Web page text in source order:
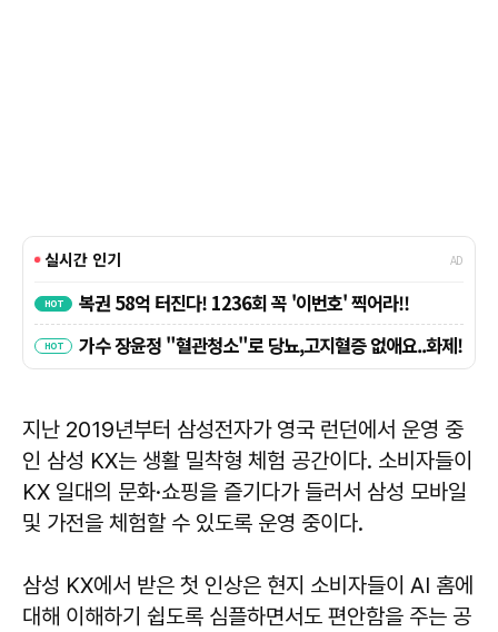
지난 2019년부터 삼성전자가 영국 런던에서 운영 중
인 삼성 KX는 생활 밀착형 체험 공간이다. 소비자들이
KX 일대의 문화·쇼핑을 즐기다가 들러서 삼성 모바일
및 가전을 체험할 수 있도록 운영 중이다.
삼성 KX에서 받은 첫 인상은 현지 소비자들이 AI 홈에
대해 이해하기 쉽도록 심플하면서도 편안함을 주는 공